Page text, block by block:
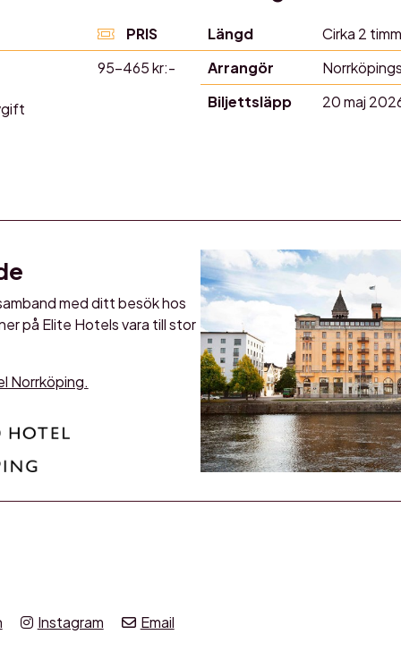
PRIS
95–465 kr:-
Längd
Cirka 2
Arrangör
Biljettsläpp
20 maj
med ditt besök hos
på Elite Hotels vara till stor
Norrköping.
Instagram Email